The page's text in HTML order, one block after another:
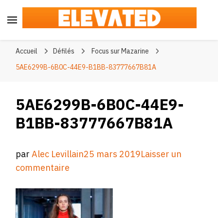
Accueil Défilés
Focus sur Mazarine
5AE6299B-6B0C-44E9-B1BB-83777667B81A
5AE6299B-6B0C-44E9-
B1BB-83777667B81A
parAlec Levillain25 mars 2019Laisser un
commentaire
6B0C-
44E9-